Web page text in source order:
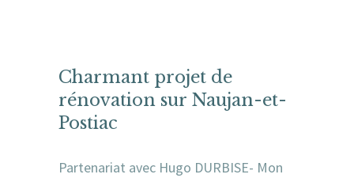
Charmant projet de
rénovation sur Naujan-et-
Postiac
Partenariat avec Hugo DURBISE- Mon